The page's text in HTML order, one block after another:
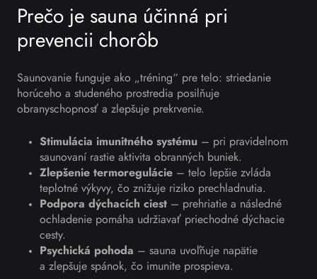
Prečo je sauna účinná pri
prevencii chorôb
Saunovanie funguje ako „tréning“ pre telo: striedanie
horúceho a studeného prostredia posilňuje
obranyschopnosť a zlepšuje prekrvenie.
Stimulácia imunitného systému – pri pravidelnom
saunovaní rastie aktivita obranných buniek.
Zlepšenie termoregulácie – telo lepšie zvláda
teplotné výkyvy, čo znižuje riziko prechladnutia.
Podpora dýchacích ciest – prehriatie a následné
ochladenie pomáha udržiavať priechodné dýchacie
cesty.
Psychická pohoda – sauna uvoľňuje napätie
a zlepšuje spánok, čo imunite prospieva.